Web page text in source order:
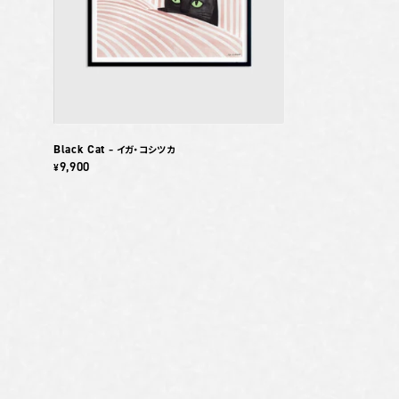
Black Cat – イガ・コシツカ
¥9,900